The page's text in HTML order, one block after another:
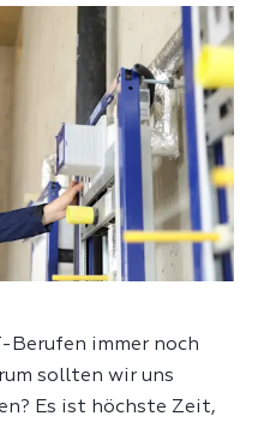
Berufen immer noch
sollten wir uns
Es ist höchste Zeit,